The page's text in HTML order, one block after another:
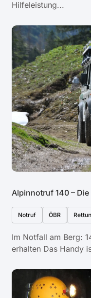
Hilfeleistung...
Alpinnotruf 140 –
Notruf ÖBR
Im Notfall am Berg:
erhalten Das Handy